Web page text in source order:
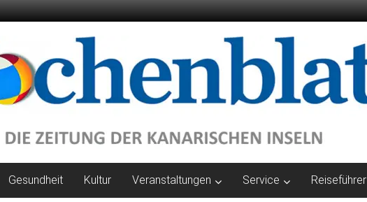
Gesundheit Kultur Veranstaltungen Service Reiseführer